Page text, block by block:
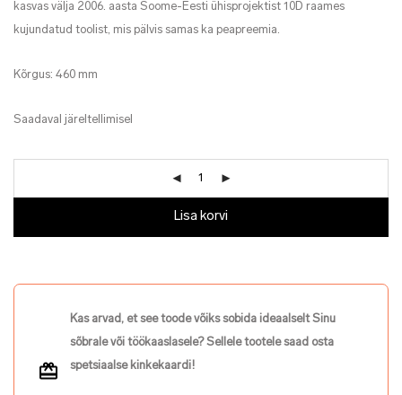
kasvas välja 2006. aasta Soome-Eesti ühisprojektist 10D raames
kujundatud toolist, mis pälvis samas ka peapreemia.
Kõrgus: 460 mm
Saadaval järeltellimisel
Lisa korvi
Kas arvad, et see toode võiks sobida ideaalselt Sinu
sõbrale või töökaaslasele? Sellele tootele saad osta
spetsiaalse kinkekaardi!